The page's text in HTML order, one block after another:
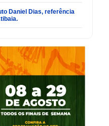
Daniel Dias, referência